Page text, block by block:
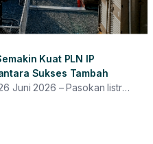
Kuat PLN IP
Sukses Tambah
Juni 2026 – Pasokan listrik